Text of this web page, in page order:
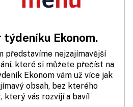
Ekonom.
představíme nejzajímavější
které si můžete přečíst na
Ekonom vám už více jak
obsah, bez kterého
který vás rozvíjí a baví!